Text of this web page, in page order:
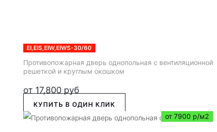
EI,EIS,EIW,EIWS-30/60
Противопожарная дверь однопольная с вентиляционной
решеткой и круглым окошком
от 17,800 руб
КУПИТЬ В ОДИН КЛИК
от 7900 р/м2